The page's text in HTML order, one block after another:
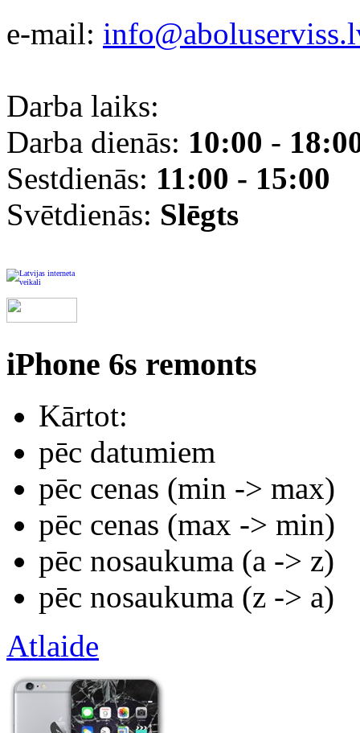
e-mail:
Darba laiks:
Darba dienās: 10:00 -
Sestdienās: 11:00 - 15:00
Svētdienās: Slēgts
iPhone 6s remonts
Kārtot:
pēc datumiem
pēc cenas (min -> max)
pēc cenas (max -> min)
pēc nosaukuma (а -> z)
pēc nosaukuma (z -> а)
Atlaide